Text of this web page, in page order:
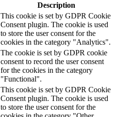
Description
This cookie is set by GDPR Cookie
Consent plugin. The cookie is used
to store the user consent for the
cookies in the category "Analytics".
The cookie is set by GDPR cookie
consent to record the user consent
for the cookies in the category
"Functional".
This cookie is set by GDPR Cookie
Consent plugin. The cookie is used
to store the user consent for the